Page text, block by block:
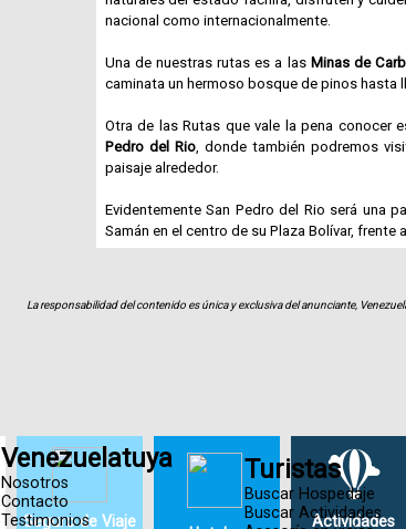
nacional como internacionalmente.
Una de nuestras rutas es a las Minas de
caminata un hermoso bosque de pinos hasta
Otra de las Rutas que vale la pena conocer
Pedro del Rio, donde también podremos
paisaje alrededor.
Evidentemente San Pedro del Rio será una
Samán en el centro de su Plaza Bolívar,
La responsabilidad del contenido es única y exclusiva del anunciante,
Seguro de Viaje Actividades
Venezuelatuya
Nosotros
Contacto
Testimonios
Turistas
Buscar Hospedaje
Buscar Actividades